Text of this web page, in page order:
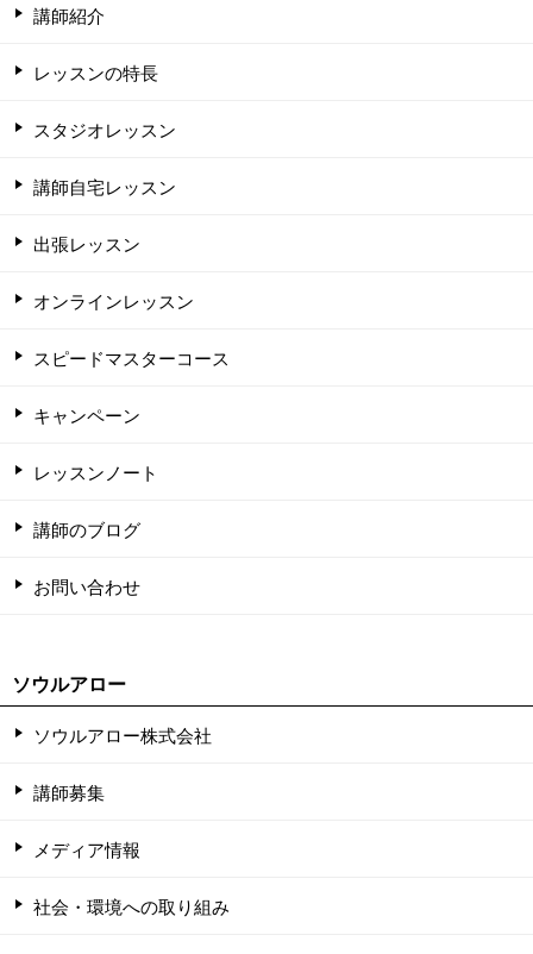
講師紹介
レッスンの特長
スタジオレッスン
講師自宅レッスン
出張レッスン
オンラインレッスン
スピードマスターコース
キャンペーン
レッスンノート
講師のブログ
お問い合わせ
ソウルアロー
ソウルアロー株式会社
講師募集
メディア情報
社会・環境への取り組み